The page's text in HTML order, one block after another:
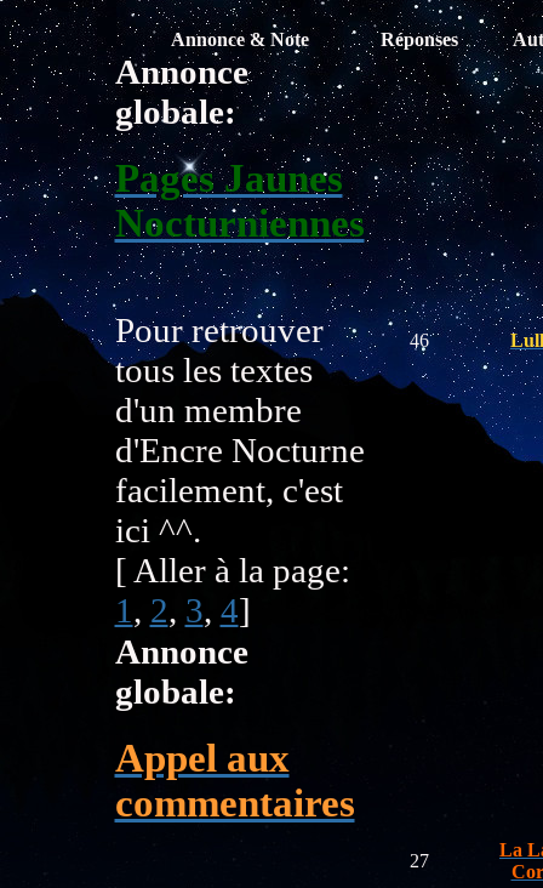
Annonce & Note Réponses
Annonce
globale:
Pages Jaunes
Nocturniennes
Pour retrouver
tous les textes
d'un membre
d'Encre Nocturne
facilement, c'est
ici ^^.
[ Aller à la page:
1 , 2, 3, 4]
46
Annonce
globale:
Appel aux
commentaires
27
La